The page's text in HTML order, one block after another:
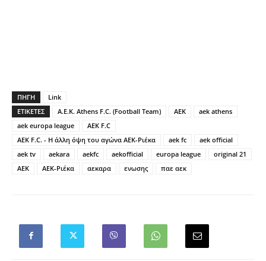
ΠΗΓΗ
Link
ΕΤΙΚΕΤΕΣ
A.E.K. Athens F.C. (Football Team) AEK
aek athens
aek europa league
AEK F.C
AEK F.C. - Η άλλη όψη του αγώνα ΑΕΚ-Ριέκα
aek fc
aek official
aek tv
aekara aekfc aekofficial europa league
original 21
ΑΕΚ
ΑΕΚ-Ριέκα αεκαρα ενωσης παε αεκ